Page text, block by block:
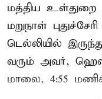
மத்திய
மறுநாள்
டெல்லியில்
வரும் அவர்,
மாலை, 4:55